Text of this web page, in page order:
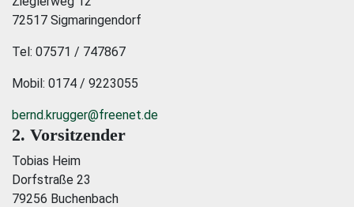
72517 Sigmaringendorf
Tel: 07571 / 747867
Mobil: 0174 / 9223055
bernd.krugger@freenet.de
2. Vorsitzender
Tobias Heim
Dorfstraße 23
79256 Buchenbach